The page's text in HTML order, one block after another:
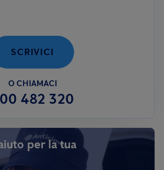
SCRIVICI
O CHIAMACI
482 320
per la tua